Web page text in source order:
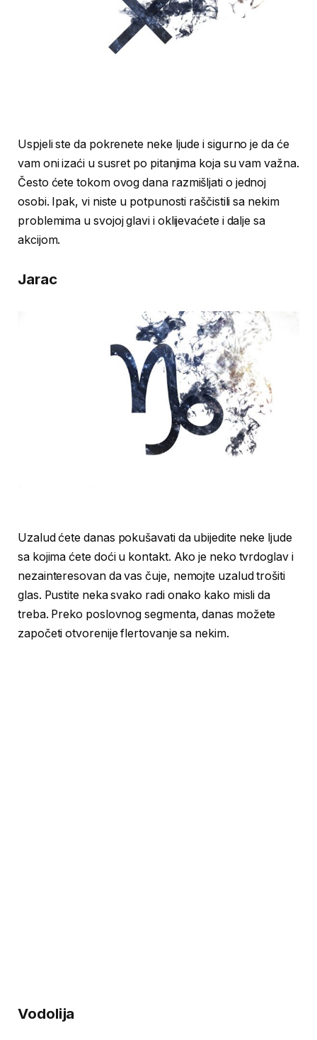
Uspjeli ste da pokrenete neke ljude i sigurno je da će
vam oni izaći u susret po pitanjima koja su vam važna.
Često ćete tokom ovog dana razmišljati o jednoj
osobi. Ipak, vi niste u potpunosti raščistili sa nekim
problemima u svojoj glavi i oklijevaćete i dalje sa
akcijom.
Jarac
Uzalud ćete danas pokušavati da ubijedite neke ljude
sa kojima ćete doći u kontakt. Ako je neko tvrdoglav i
nezainteresovan da vas čuje, nemojte uzalud trošiti
glas. Pustite neka svako radi onako kako misli da
treba. Preko poslovnog segmenta, danas možete
započeti otvorenije flertovanje sa nekim.
Vodolija